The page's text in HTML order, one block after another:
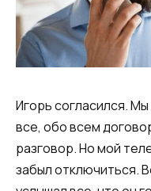
Игорь согласился.
все, обо всем
разговор. Но мой
забыл отключиться.